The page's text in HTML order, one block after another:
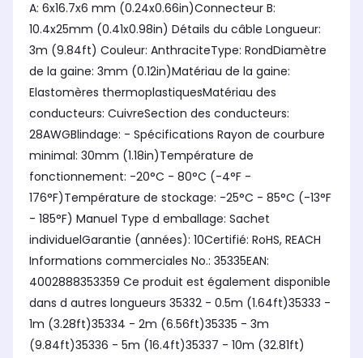
A: 6x16.7x6 mm (0.24x0.66in)Connecteur B:
10.4x25mm (0.41x0.98in) Détails du câble Longueur:
3m (9.84ft) Couleur: AnthraciteType: RondDiamètre
de la gaine: 3mm (0.12in)Matériau de la gaine:
Elastomères thermoplastiquesMatériau des
conducteurs: CuivreSection des conducteurs:
28AWGBlindage: - Spécifications Rayon de courbure
minimal: 30mm (1.18in)Température de
fonctionnement: -20°C - 80°C (-4°F -
176°F)Température de stockage: -25°C - 85°C (-13°F
- 185°F) Manuel Type d emballage: Sachet
individuelGarantie (années): 10Certifié: RoHS, REACH
Informations commerciales No.: 35335EAN:
4002888353359 Ce produit est également disponible
dans d autres longueurs 35332 - 0.5m (1.64ft)35333 -
1m (3.28ft)35334 - 2m (6.56ft)35335 - 3m
(9.84ft)35336 - 5m (16.4ft)35337 - 10m (32.81ft)